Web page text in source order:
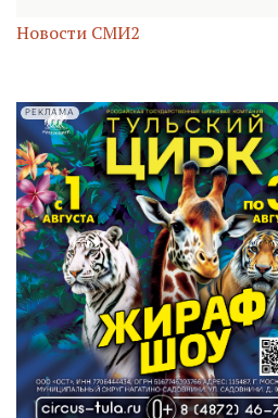
Новости СМИ2
РЕКЛАМА